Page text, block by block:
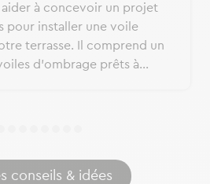
à concevoir un projet
pour installer une voile
terrasse. Il comprend un
d'ombrage prêts à...
conseils & idées